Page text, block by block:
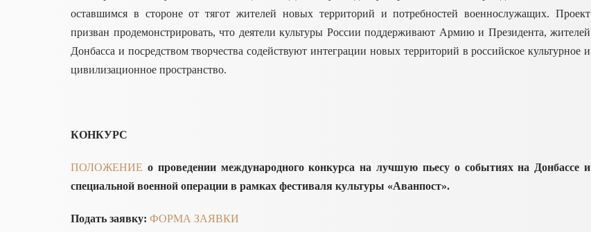
оставшимся в стороне от тягот жителей новых территорий и потребностей военнослужащих. Проект
призван продемонстрировать, что деятели культуры России поддерживают Армию и Президента, жителей
Донбасса и посредством творчества содействуют интеграции новых территорий в российское культурное и
цивилизационное пространство.
КОНКУРС
ПОЛОЖЕНИЕ о проведении международного конкурса на лучшую пьесу о событиях на Донбассе и
специальной военной операции в рамках фестиваля культуры «Аванпост».
Подать заявку: ФОРМА ЗАЯВКИ